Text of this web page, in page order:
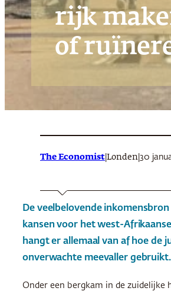
rijk
of
The Economist Londen 30
De veelbelovende inkomensbron
kansen voor het west-
hangt er allemaal van af hoe de
onverwachte meevaller gebruikt.
Onder een bergkam in de zuidelijke